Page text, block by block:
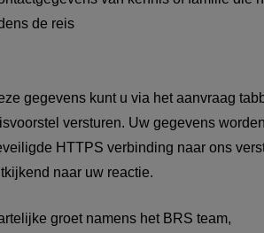
de reis
gegevens kunt u via het aanvraag
versturen. Uw gegevens
HTTPS verbinding naar ons
naar uw reactie.
groet namens het BRS team,